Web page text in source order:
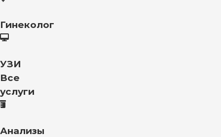
Гинеколог
УЗИ
Все
услуги
Анализы